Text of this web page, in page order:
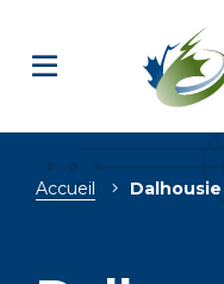
Fil
Accueil